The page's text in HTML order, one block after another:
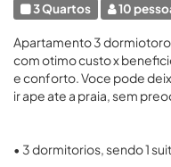
3 Quartos 10
Apartamento 3
com otimo custo x
e conforto. Voce pode
ir ape ate a praia, sem
• 3 dormitorios, sendo 1